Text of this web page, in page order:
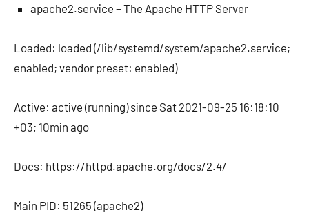
apache2.service – The Apache HTTP Server
Loaded: loaded (/lib/systemd/system/apache2.service;
enabled; vendor preset: enabled)
Active: active (running) since Sat 2021-09-25 16:18:10
+03; 10min ago
Docs: https://httpd.apache.org/docs/2.4/
Main PID: 51265 (apache2)